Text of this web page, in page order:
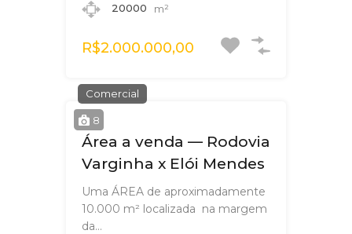
20000
m²
R$2.000.000,00
8
Comercial
Área a venda — Rodovia
Varginha x Elói Mendes
Uma ÁREA de aproximadamente
10.000 m² localizada na margem
da…